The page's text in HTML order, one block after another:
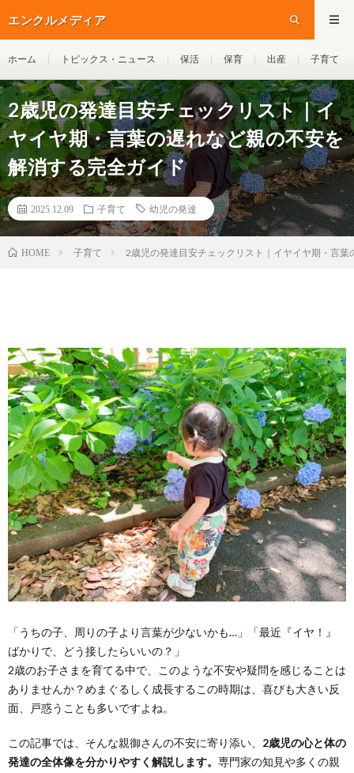
エンクルメディア
ホーム トピックス・ニュース 保活 保育 出産 子育て
2歳児の発達目安チェックリスト｜イ
ヤイヤ期・言葉の遅れなど親の不安を
解消する完全ガイド
2025.12.09 子育て 幼児の発達
HOME 子育て 2歳児の発達目安チェックリスト｜イヤイヤ期・言
「うちの子、周りの子より言葉が少ないかも…」「最近『イヤ！』
ばかりで、どう接したらいいの？」
2歳のお子さまを育てる中で、このような不安や疑問を感じることは
ありませんか？めまぐるしく成長するこの時期は、喜びも大きい反
面、戸惑うことも多いですよね。
この記事では、そんな親御さんの不安に寄り添い、 2歳児の心と体の
発達の全体像を分かりやすく解説します。 専門家の知見や多くの親